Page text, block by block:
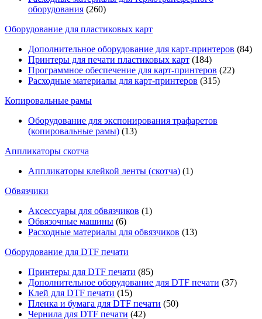
оборудования (260)
Оборудование для пластиковых карт
Дополнительное оборудование для карт-принтеров (84)
Принтеры для печати пластиковых карт (184)
Программное обеспечение для карт-принтеров (22)
Расходные материалы для карт-принтеров (315)
Копировальные рамы
Оборудование для экспонирования трафаретов
(копировальные рамы) (13)
Аппликаторы скотча
Аппликаторы клейкой ленты (скотча) (1)
Обвязчики
Аксессуары для обвязчиков (1)
Обвязочные машины (6)
Расходные материалы для обвязчиков (13)
Оборудование для DTF печати
Принтеры для DTF печати (85)
Дополнительное оборудование для DTF печати (37)
Клей для DTF печати (15)
Пленка и бумага для DTF печати (50)
Чернила для DTF печати (42)